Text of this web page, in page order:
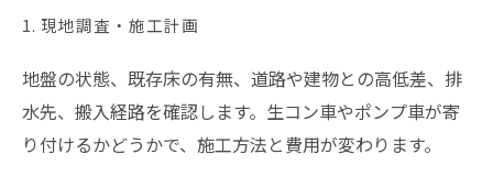
1. 現地調査・施工計画
地盤の状態、既存床の有無、道路や建物との高低差、排
水先、搬入経路を確認します。生コン車やポンプ車が寄
り付けるかどうかで、施工方法と費用が変わります。